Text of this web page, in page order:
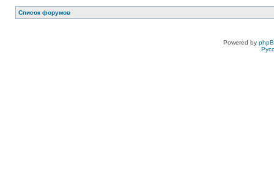
Список форумов
Powered by